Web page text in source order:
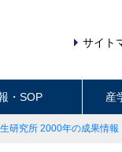
サイト
・SOP 産
研究所 2000年の成果情報